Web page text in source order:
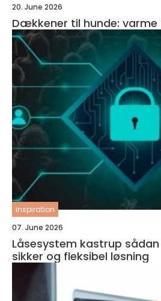
20. June 2026
Dækkener til hunde:
inspiration
07. June 2026
Låsesystem kastrup sådan vælger du en
sikker og fleksibel løsning